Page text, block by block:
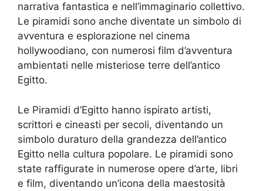
narrativa fantastica e nell’immaginario collettivo.
Le piramidi sono anche diventate un simbolo di
avventura e esplorazione nel cinema
hollywoodiano, con numerosi film d’avventura
ambientati nelle misteriose terre dell’antico
Egitto.
Le Piramidi d’Egitto hanno ispirato artisti,
scrittori e cineasti per secoli, diventando un
simbolo duraturo della grandezza dell’antico
Egitto nella cultura popolare. Le piramidi sono
state raffigurate in numerose opere d’arte, libri
e film, diventando un’icona della maestosità